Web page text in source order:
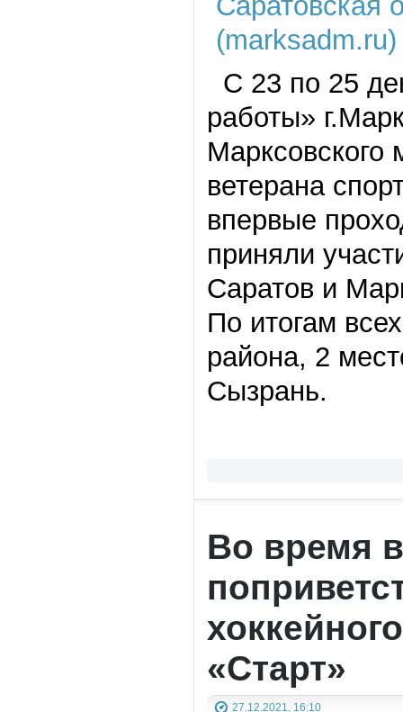
С 23 по 25
работы»
Марксовского
ветерана
впервые
приняли
Саратов и
По итогам
района, 2
Сызрань.
Во время
«Старт»
27.12.2021, 16:10